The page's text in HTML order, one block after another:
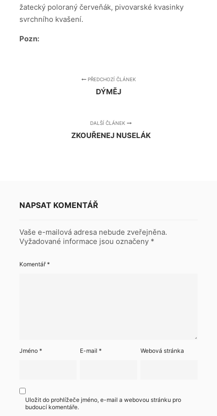
žatecký poloraný červeňák, pivovarské kvasinky
svrchního kvašení.
Pozn:
PŘEDCHOZÍ ČLÁNEK
DÝMĚJ
DALŠÍ ČLÁNEK
ZKOUŘENEJ NUSELÁK
NAPSAT KOMENTÁŘ
Vaše e-mailová adresa nebude zveřejněna.
Vyžadované informace jsou označeny *
Komentář*
Jméno * E-mail* Webová stránka
Uložit do prohlížeče jméno, e-mail a webovou stránku pro
budoucí komentáře.